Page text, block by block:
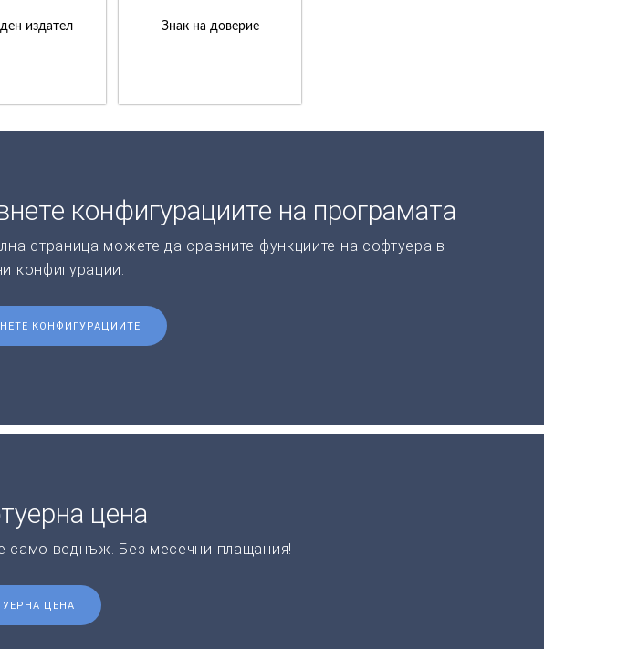
издател Знак на доверие
конфигурациите на програмата
страница можете да сравните функциите на софтуера в
конфигурации.
КОНФИГУРАЦИИТЕ
цена
само веднъж. Без месечни плащания!
ЦЕНА